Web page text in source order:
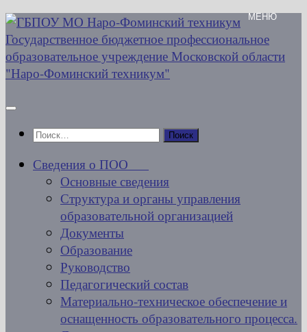
Перейти
к
содержимому
Найти:
Сведения о ПОО
Основные сведения
Структура и органы управления
образовательной организацией
Документы
Образование
Руководство
Педагогический состав
Материально-техническое обеспечение и
оснащенность образовательного процесса.